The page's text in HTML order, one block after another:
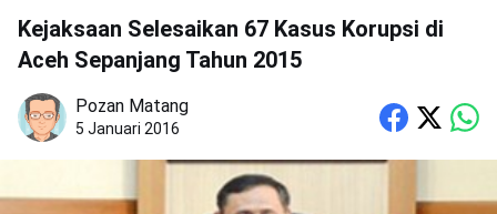
Kejaksaan Selesaikan 67 Kasus Korupsi di
Aceh Sepanjang Tahun 2015
Pozan Matang
5 Januari 2016